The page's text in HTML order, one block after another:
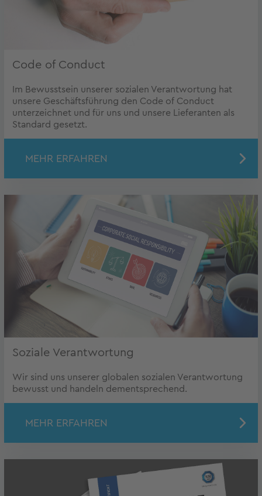
Code of Conduct
Im Bewusstsein unserer sozialen Verantwortung hat
unsere Geschäftsführung den Code of Conduct
unterzeichnet und für uns und unsere Lieferanten als
Standard gesetzt.
MEHR ERFAHREN
Soziale Verantwortung
Wir sind uns unserer globalen sozialen Verantwortung
bewusst und handeln dementsprechend.
MEHR ERFAHREN